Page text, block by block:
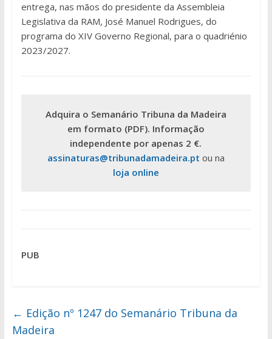
entrega, nas mãos do presidente da Assembleia
Legislativa da RAM, José Manuel Rodrigues, do
programa do XIV Governo Regional, para o quadriénio
2023/2027.
Adquira o Semanário Tribuna da Madeira
em formato (PDF). Informação
independente por apenas 2 €.
assinaturas@tribunadamadeira.pt ou na
loja online
PUB
← Edição nº 1247 do Semanário Tribuna da
Madeira